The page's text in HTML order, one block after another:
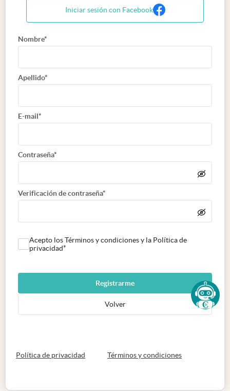
Iniciar sesión con Facebook
Nombre*
Apellido*
E-mail*
Contraseña*
Verificación de contraseña*
Acepto los Términos y condiciones y la Política de
privacidad*
Registrarme
Volver
Política de privacidad abre en nueva pestaña
Términos y condicionesabre en nueva